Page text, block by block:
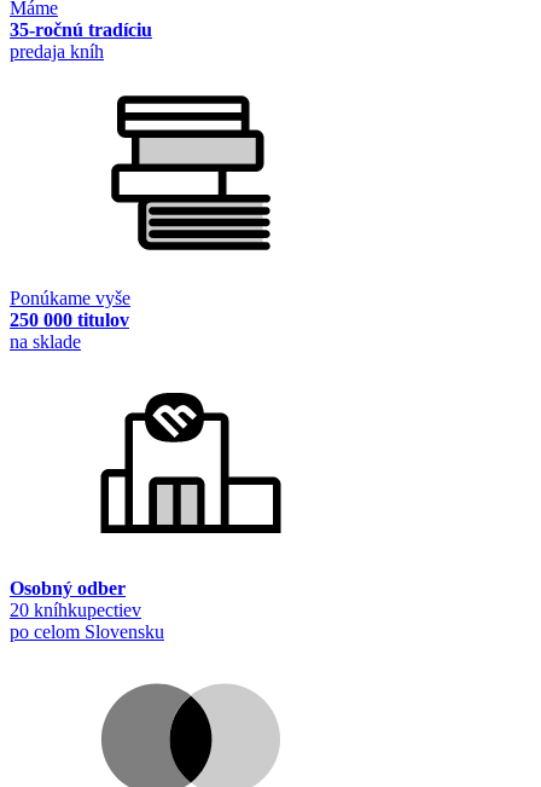
Máme
35-ročnú tradíciu
predaja kníh
Ponúkame vyše
250 000 titulov
na sklade
Osobný odber
20 kníhkupectiev
po celom Slovensku